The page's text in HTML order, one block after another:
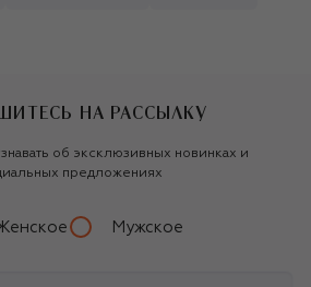
НА РАССЫЛКУ
об эксклюзивных новинках и
предложениях
Мужское